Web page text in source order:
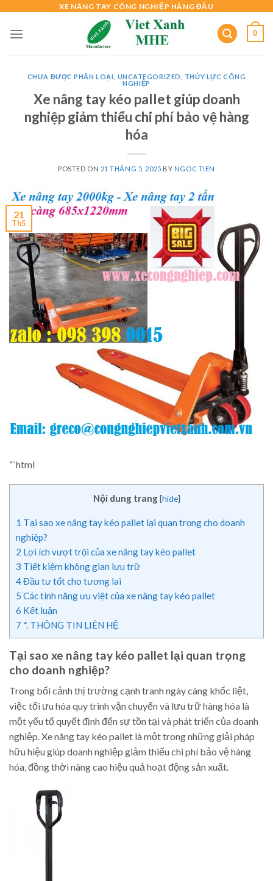
content
XE NÂNG TAY CÔNG NGHIỆP HÀNG ĐẦU
0
CHƯA ĐƯỢC PHÂN LOẠI UNCATEGORIZED
THỦY LỰC CÔNG
NGHIỆP
Xe nâng tay kéo pallet giúp doanh
nghiệp giảm thiểu chi phí bảo vệ hàng
hóa
POSTED ON 21 THÁNG 5, 2025 BY NGOC TIEN
21
Th5
“`html
Nội dung trang [hide]
1 Tại sao xe nâng tay kéo pallet lại quan trọng cho doanh
nghiệp?
2 Lợi ích vượt trội của xe nâng tay kéo pallet
3 Tiết kiệm không gian lưu trữ
4Đầu tư tốt cho tương lai
5 Các tính năng ưu việt của xe nâng tay kéo pallet
6 Kết luận
7 *. THÔNG TIN LIÊN HỆ
Tại sao xe nâng tay kéo pallet lại quan trọng
cho doanh nghiệp?
Trong bối cảnh thị trường cạnh tranh ngày càng khốc liệt,
việc tối ưu hóa quy trình vận chuyển và lưu trữ hàng hóa là
một yếu tố quyết định đến sự tồn tại và phát triển của doanh
nghiệp. Xe nâng tay kéo pallet là một trong những giải pháp
hữu hiệu giúp doanh nghiệp giảm thiểu chi phí bảo vệ hàng
hóa, đồng thời nâng cao hiệu quả hoạt động sản xuất.